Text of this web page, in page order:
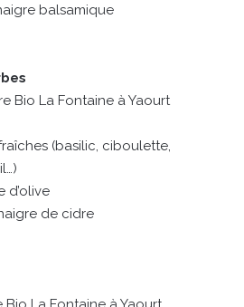
balsamique
Bio La Fontaine à Yaourt
(basilic, ciboulette,
d’olive
de cidre